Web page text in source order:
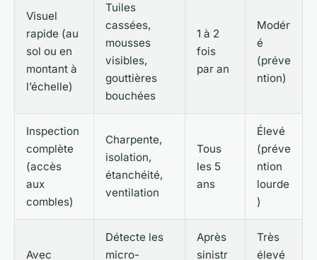
Visuel
rapide (au
sol ou en
montant à
l’échelle)
Tuiles
cassées,
mousses
visibles,
gouttières
bouchées
1 à 2
fois
par an
Modér
é
(préve
ntion)
Inspection
complète
(accès
aux
combles)
Charpente,
isolation,
étanchéité,
ventilation
Tous
les 5
ans
Élevé
(préve
ntion
lourde
)
Avec
Détecte les
micro-
Après
sinistr
Très
élevé